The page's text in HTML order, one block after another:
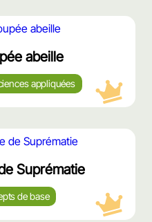
abeille
appliquées
Suprématie
de base